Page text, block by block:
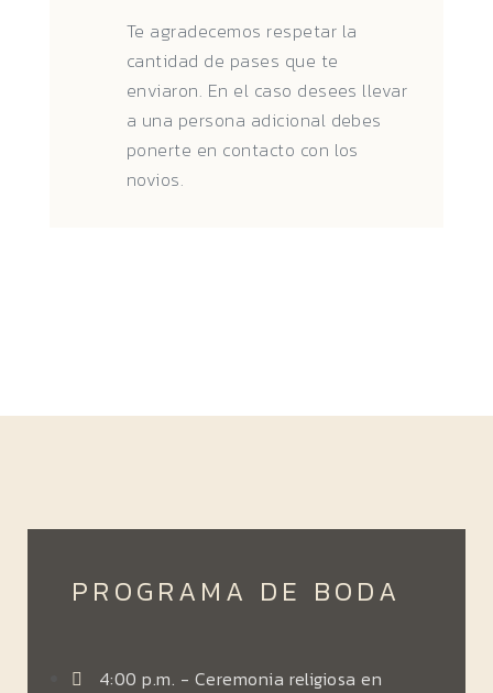
Te agradecemos respetar la
cantidad de pases que te
enviaron. En el caso desees llevar
a una persona adicional debes
ponerte en contacto con los
novios.
PROGRAMA DE BODA
4:00 p.m. - Ceremonia religiosa en